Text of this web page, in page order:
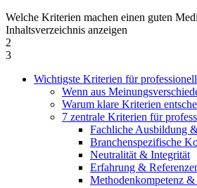
Welche Kriterien machen einen guten
Inhaltsverzeichnis anzeigen
2
3
Wichtigste Kriterien für
Wenn aus
Warum klare Kriterien
7 zentrale Kriterien für
Fachliche Ausbildung
Branchenspezifische
Neutralität & Integrität
Erfahrung &
Methodenkompetenz &